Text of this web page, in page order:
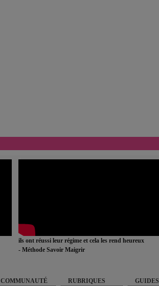
ils ont réussi leur régime et cela les rend heureux
- Méthode Savoir Maigrir
COMMUNAUTÉ RUBRIQUES GUIDES